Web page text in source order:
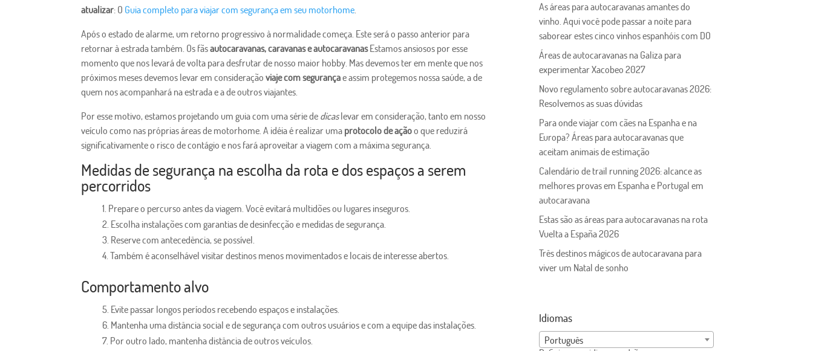
atualizar: O Guia completo para viajar com segurança em seu motorhome.
Após o estado de alarme, um retorno progressivo à normalidade começa. Este será o passo anterior para
retornar à estrada também. Os fãsautocaravanas, caravanas e autocaravanasEstamos ansiosos por esse
momento que nos levará de volta para desfrutar de nosso maior hobby. Mas devemos ter em mente que nos
próximos meses devemos levar em consideraçãoviaje com segurançae assim protegemos nossa saúde, a de
quem nos acompanhará na estrada e a de outros viajantes.
Por esse motivo, estamos projetando um guia com uma série de dicaslevar em consideração, tanto em nosso
veículo como nas próprias áreas de motorhome. A idéia é realizar uma protocolo de açãoo que reduzirá
significativamente o risco de contágio e nos fará aproveitar a viagem com a máxima segurança.
Medidas de segurança na escolha da rota e dos espaços a serem
percorridos
Prepare o percurso antes da viagem. Você evitará multidões ou lugares inseguros.
Escolha instalações com garantias de desinfecção e medidas de segurança.
Reserve com antecedência, se possível.
Também é aconselhável visitar destinos menos movimentados e locais de interesse abertos.
Comportamento alvo
Evite passar longos períodos recebendo espaços e instalações.
Mantenha uma distância social e de segurança com outros usuários e com a equipe das instalações.
Por outro lado, mantenha distância de outros veículos.
As áreas para autocaravanas amantes do
vinho. Aqui você pode passar a noite para
saborear estes cinco vinhos espanhóis com DO
Áreas de autocaravanas na Galiza para
experimentar Xacobeo 2027
Novo regulamento sobre autocaravanas 2026:
Resolvemos as suas dúvidas
Para onde viajar com cães na Espanha e na
Europa? Áreas para autocaravanas que
aceitam animais de estimação
Calendário de trail running 2026: alcance as
melhores provas em Espanha e Portugal em
autocaravana
Estas são as áreas para autocaravanas na rota
Vuelta a España 2026
Três destinos mágicos de autocaravana para
viver um Natal de sonho
Idiomas
Português